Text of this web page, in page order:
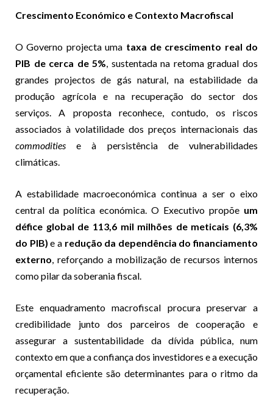
Crescimento Económico e Contexto Macrofiscal
O Governo projecta uma taxa de crescimento real do
PIB de cerca de 5%, sustentada na retoma gradual dos
grandes projectos de gás natural, na estabilidade da
produção agrícola e na recuperação do sector dos
serviços. A proposta reconhece, contudo, os riscos
associados à volatilidade dos preços internacionais das
commodities e à persistência de vulnerabilidades
climáticas.
A estabilidade macroeconómica continua a ser o eixo
central da política económica. O Executivo propõe um
défice global de 113,6 mil milhões de meticais (6,3%
do PIB) e a redução da dependência do financiamento
externo, reforçando a mobilização de recursos internos
como pilar da soberania fiscal.
Este enquadramento macrofiscal procura preservar a
credibilidade junto dos parceiros de cooperação e
assegurar a sustentabilidade da dívida pública, num
contexto em que a confiança dos investidores e a execução
orçamental eficiente são determinantes para o ritmo da
recuperação.